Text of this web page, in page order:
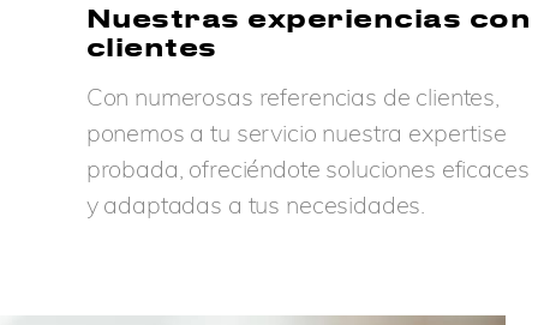
Nuestras experiencias con
clientes
Con numerosas referencias de clientes,
ponemos a tu servicio nuestra expertise
probada, ofreciéndote soluciones eficaces
y adaptadas a tus necesidades.